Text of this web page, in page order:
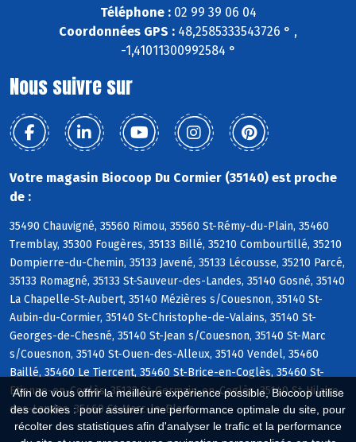
Afin de vous offrir la meilleure expérience possible, Biocoop utilise
des cookies : pour assurer une performance optimale du site, pour
récolter des statistiques afin d'analyser le trafic et la performance
Téléphone :02 99 39 06 04
Coordonnées GPS : 48,2585333543726 ° ,
-1,41011300992584 °
Nous suivre sur
Votre magasin Biocoop Du Cormier (35140) est proche
de :
35490 Chauvigné, 35560 Rimou, 35560 St-Rémy-du-Plain, 35460
Tremblay, 35300 Fougères, 35133 Billé, 35210 Combourtillé, 35210
Dompierre-du-Chemin, 35133 Javené, 35133 Lécousse, 35210 Parcé,
35133 Romagné, 35133 St-Sauveur-des-Landes, 35140 Gosné, 35140
La Chapelle-St-Aubert, 35140 Mézières s/Couesnon, 35140 St-
Aubin-du-Cormier, 35140 St-Christophe-de-Valains, 35140 St-
Georges-de-Chesné, 35140 St-Jean s/Couesnon, 35140 St-Marc
s/Couesnon, 35140 St-Ouen-des-Alleux, 35140 Vendel, 35460
Baillé, 35460 Le Tiercent, 35460 St-Brice-en-Coglès, 35460 St-
Etienne-en-Coglès, 35133 St-Germain-en-Coglès, 35140 St-Hilaire-
des-Landes, 35460 St-Marc-le-Blanc